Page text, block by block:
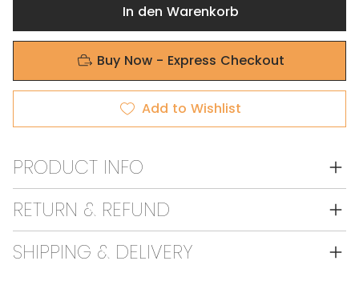
In den Warenkorb
Buy Now - Express Checkout
Add to Wishlist
PRODUCT INFO
RETURN & REFUND
SHIPPING & DELIVERY